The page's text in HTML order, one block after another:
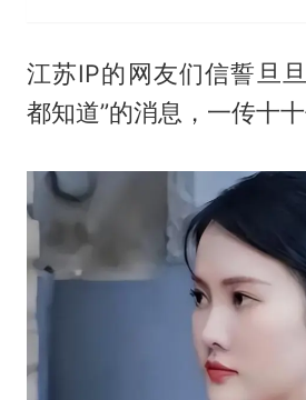
江苏IP的网友们信誓旦
都知道”的消息，一传十十